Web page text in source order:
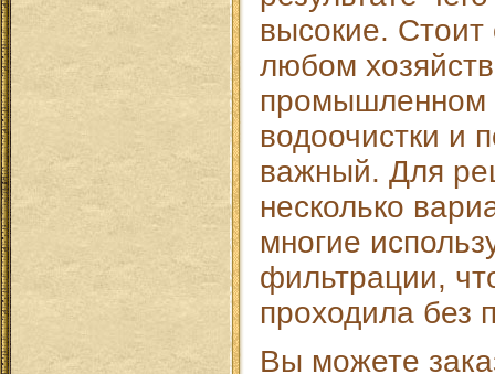
высокие. Стоит
любом
промышленном
водоочистки и
важный. Для
несколько
многие
фильтрации,
проходила без
Вы можете